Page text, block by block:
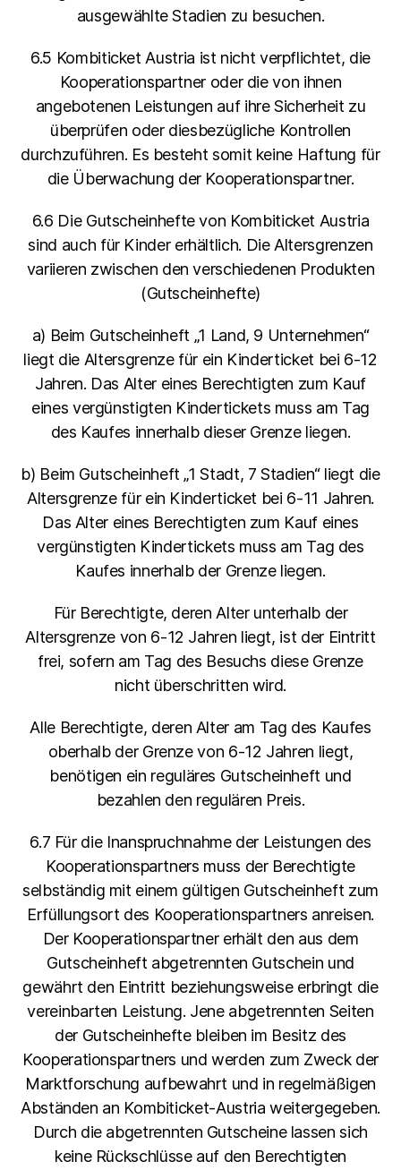
ausgewählte Stadien zu besuchen.
6.5 Kombiticket Austria ist nicht verpflichtet, die
Kooperationspartner oder die von ihnen
angebotenen Leistungen auf ihre Sicherheit zu
überprüfen oder diesbezügliche Kontrollen
durchzuführen. Es besteht somit keine Haftung für
die Überwachung der Kooperationspartner.
6.6 Die Gutscheinhefte von Kombiticket Austria
sind auch für Kinder erhältlich. Die Altersgrenzen
variieren zwischen den verschiedenen Produkten
(Gutscheinhefte)
a) Beim Gutscheinheft „1 Land, 9 Unternehmen“
liegt die Altersgrenze für ein Kinderticket bei 6-12
Jahren. Das Alter eines Berechtigten zum Kauf
eines vergünstigten Kindertickets muss am Tag
des Kaufes innerhalb dieser Grenze liegen.
b) Beim Gutscheinheft „1 Stadt, 7 Stadien“ liegt die
Altersgrenze für ein Kinderticket bei 6-11 Jahren.
Das Alter eines Berechtigten zum Kauf eines
vergünstigten Kindertickets muss am Tag des
Kaufes innerhalb der Grenze liegen.
Für Berechtigte, deren Alter unterhalb der
Altersgrenze von 6-12 Jahren liegt, ist der Eintritt
frei, sofern am Tag des Besuchs diese Grenze
nicht überschritten wird.
Alle Berechtigte, deren Alter am Tag des Kaufes
oberhalb der Grenze von 6-12 Jahren liegt,
benötigen ein reguläres Gutscheinheft und
bezahlen den regulären Preis.
6.7 Für die Inanspruchnahme der Leistungen des
Kooperationspartners muss der Berechtigte
selbständig mit einem gültigen Gutscheinheft zum
Erfüllungsort des Kooperationspartners anreisen.
Der Kooperationspartner erhält den aus dem
Gutscheinheft abgetrennten Gutschein und
gewährt den Eintritt beziehungsweise erbringt die
vereinbarten Leistung. Jene abgetrennten Seiten
der Gutscheinhefte bleiben im Besitz des
Kooperationspartners und werden zum Zweck der
Marktforschung aufbewahrt und in regelmäßigen
Abständen an Kombiticket-Austria weitergegeben.
Durch die abgetrennten Gutscheine lassen sich
keine Rückschlüsse auf den Berechtigten